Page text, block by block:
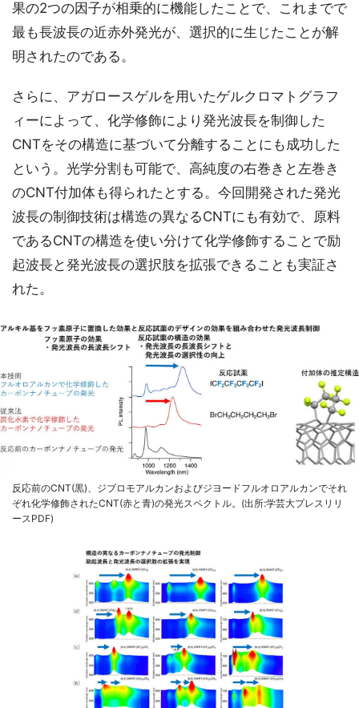
果の2つの因子が相乗的に機能したことで、これまでで
最も長波長の近赤外発光が、選択的に生じたことが解
明されたのである。
さらに、アガロースゲルを用いたゲルクロマトグラフ
ィーによって、化学修飾により発光波長を制御した
CNTをその構造に基づいて分離することにも成功した
という。光学分割も可能で、高純度の右巻きと左巻き
のCNT付加体も得られたとする。今回開発された発光
波長の制御技術は構造の異なるCNTにも有効で、原料
であるCNTの構造を使い分けて化学修飾することで励
起波長と発光波長の選択肢を拡張できることも実証さ
れた。
反応前のCNT(黒)、ジブロモアルカンおよびジヨードフルオロアルカンでそれ
ぞれ化学修飾されたCNT(赤と青)の発光スペクトル。(出所:学芸大プレスリリ
ースPDF)